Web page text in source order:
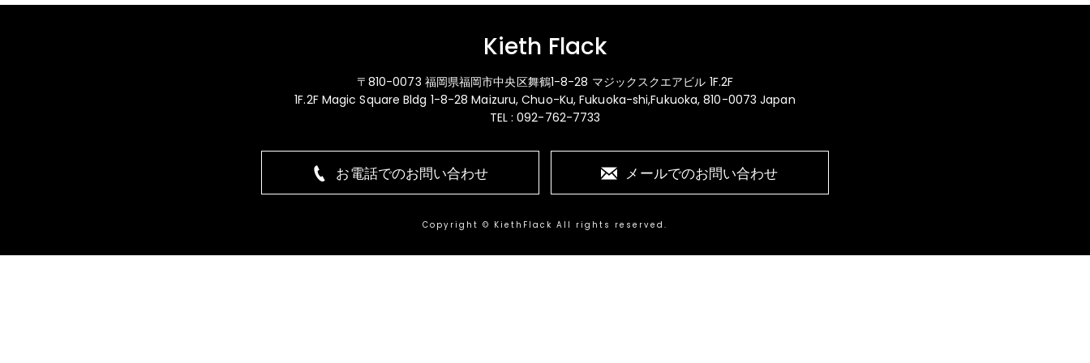
Kieth Flack
〒810-0073 福岡県福岡市中央区舞鶴1-8-28 マジックスクエアビル 1F.2F
1F.2F Magic Square Bldg 1-8-28 Maizuru, Chuo-Ku, Fukuoka-shi,Fukuoka, 810-0073 Japan
TEL : 092-762-7733
お電話でのお問い合わせ メールでのお問い合わせ
Copyright © KiethFlack All rights reserved.